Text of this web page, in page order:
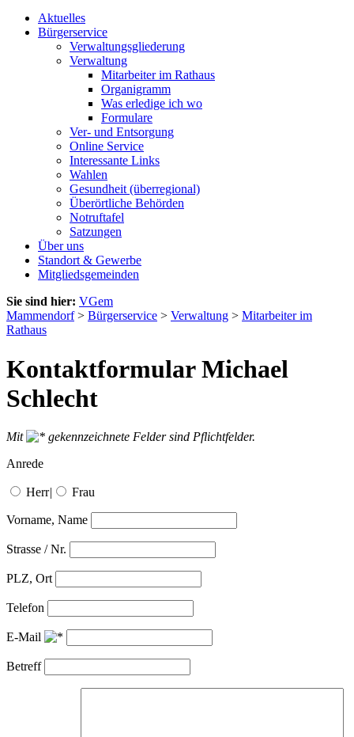
Aktuelles
Bürgerservice
Verwaltungsgliederung
Verwaltung
Mitarbeiter im Rathaus
Organigramm
Was erledige ich wo
Formulare
Ver- und Entsorgung
Online Service
Interessante Links
Wahlen
Gesundheit (überregional)
Überörtliche Behörden
Notruftafel
Satzungen
Über uns
Standort & Gewerbe
Mitgliedsgemeinden
Sie sind hier: VGem
Mammendorf> Bürgerservice > Verwaltung > Mitarbeiter im
Rathaus
Kontaktformular Michael
Schlecht
Mit
gekennzeichnete Felder sind Pflichtfelder.
Anrede
Herr| Frau
Vorname, Name
Strasse / Nr.
PLZ, Ort
Telefon
E-Mail
Betreff